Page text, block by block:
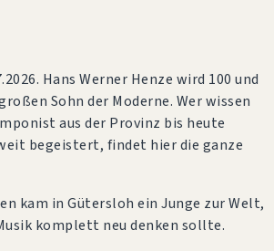
Hans Werner Henze wird 100 und
Sohn der Moderne. Wer wissen
aus der Provinz bis heute
begeistert, findet hier die ganze
kam in Gütersloh ein Junge zur Welt,
komplett neu denken sollte.